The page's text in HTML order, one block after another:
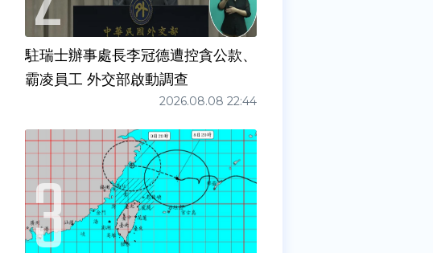
駐瑞士辦事處長李冠德遭控貪公款、
霸凌員工 外交部啟動調查
2026.08.08 22:44